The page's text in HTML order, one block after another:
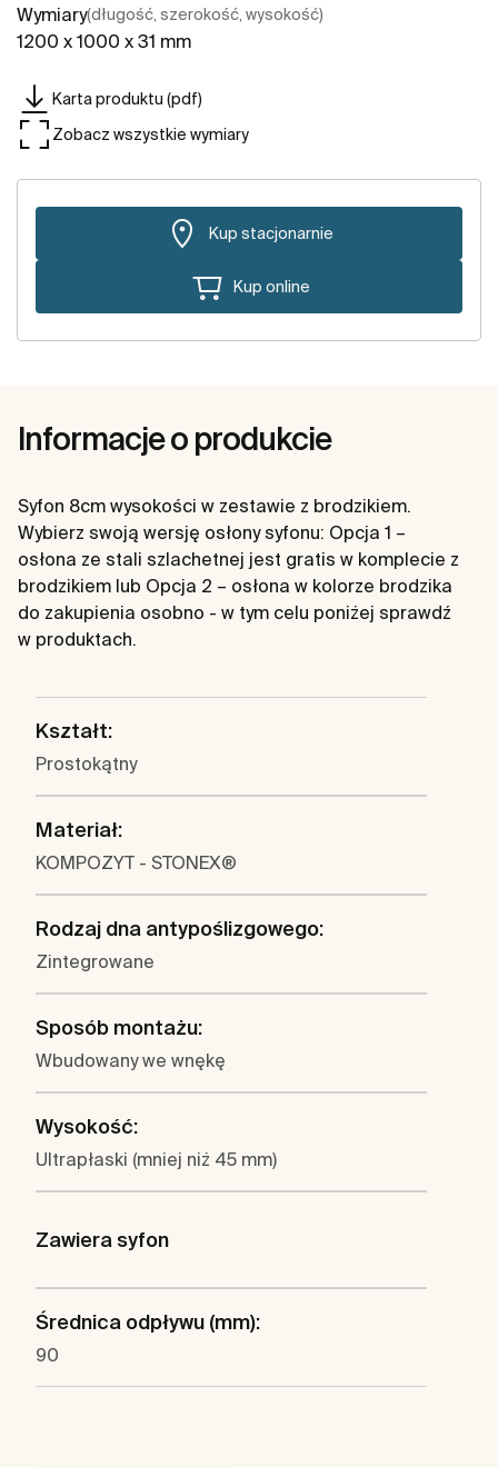
Wymiary(długość, szerokość, wysokość)
1200 x 1000 x 31 mm
Karta produktu (pdf)
Zobacz wszystkie wymiary
Kup stacjonarnie
Kup online
Informacje o produkcie
Syfon 8cm wysokości w zestawie z brodzikiem.
Wybierz swoją wersję osłony syfonu: Opcja 1 –
osłona ze stali szlachetnej jest gratis w komplecie z
brodzikiem lub Opcja 2 – osłona w kolorze brodzika
do zakupienia osobno - w tym celu poniżej sprawdź
w produktach.
Kształt:
Prostokątny
Materiał:
KOMPOZYT - STONEX®
Rodzaj dna antypoślizgowego:
Zintegrowane
Sposób montażu:
Wbudowany we wnękę
Wysokość:
Ultrapłaski (mniej niż 45 mm)
Zawiera syfon
Średnica odpływu (mm):
90